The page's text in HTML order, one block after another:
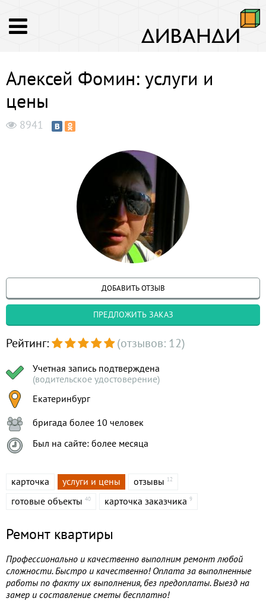
Алексей Фомин: услуги и
цены
8941
ДОБАВИТЬ ОТЗЫВ
ПРЕДЛОЖИТЬ ЗАКАЗ
Рейтинг: (отзывов: 12)
Учетная запись подтверждена
(водительское удостоверение)
Екатеринбург
бригада более 10 человек
Был на сайте: более месяца
карточка услуги и цены отзывы 12
готовые объекты 40 карточка заказчика 9
Ремонт квартиры
Профессионально и качественно выполним ремонт любой
сложности. Быстро и качественно! Оплата за выполненные
работы по факту их выполнения, без предоплаты. Выезд на
замер и составление сметы бесплатно!